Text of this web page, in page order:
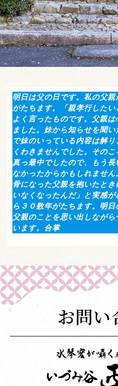
明日は父の日です。私の父
がたちます。「親孝行した
よく言ったものです。父親
ました。妹から知らせを聞
で妹のいっている内容は解
くわきませんでした。その
真っ最中でしたので、もう
なかったからかもしれませ
骨になった父親を抱いたと
いなくなったんだ」と実感
ら３０数年がたちます。明
父親のことを思い出しなが
います。合掌
お問い